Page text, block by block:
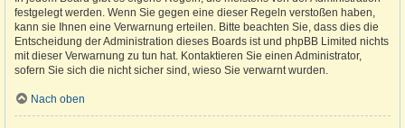
festgelegt werden. Wenn Sie gegen eine dieser Regeln verstoßen haben,
kann sie Ihnen eine Verwarnung erteilen. Bitte beachten Sie, dass dies die
Entscheidung der Administration dieses Boards ist und phpBB Limited nichts
mit dieser Verwarnung zu tun hat. Kontaktieren Sie einen Administrator,
sofern Sie sich die nicht sicher sind, wieso Sie verwarnt wurden.
Nach oben